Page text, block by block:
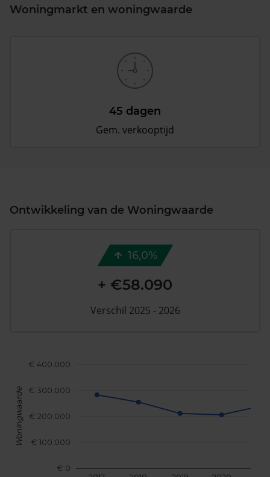
Woningmarkt en woningwaarde
45 dagen
Gem. verkooptijd
Ontwikkeling van de Woningwaarde
€ 0
€ 100.000
€ 200.000
€ 300.000
€ 400.000
Woningwaarde
16,0%
+ €58.090
Verschil 2025 - 2026